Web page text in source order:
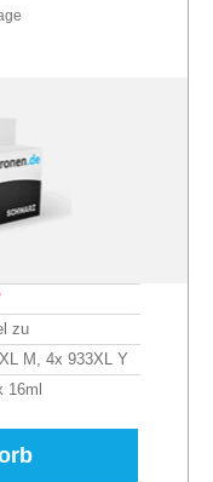
zu
M, 4x 933XL Y
16ml